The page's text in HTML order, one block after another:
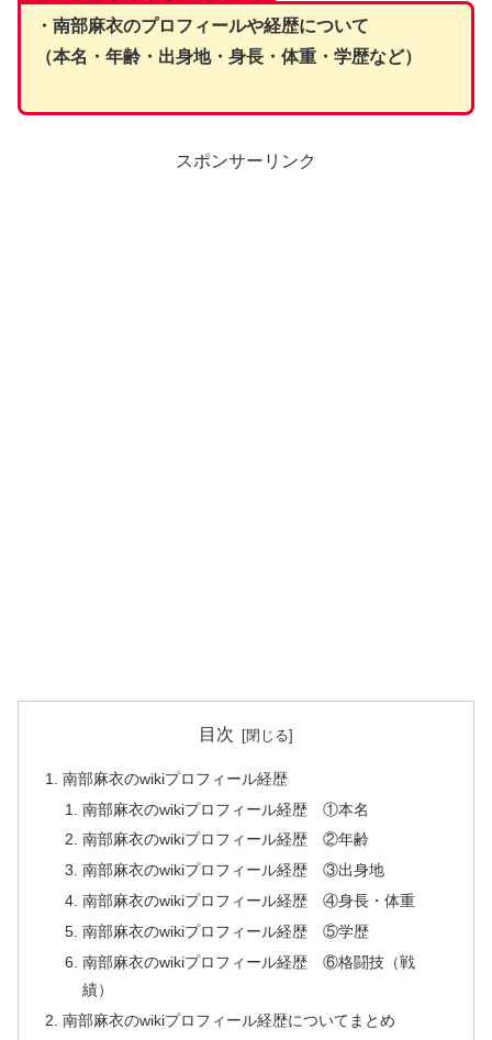
・南部麻衣のプロフィールや経歴について
（本名・年齢・出身地・身長・体重・学歴など）
スポンサーリンク
目次
南部麻衣のwikiプロフィール経歴
南部麻衣のwikiプロフィール経歴 ①本名
南部麻衣のwikiプロフィール経歴 ②年齢
南部麻衣のwikiプロフィール経歴 ③出身地
南部麻衣のwikiプロフィール経歴 ④身長・体重
南部麻衣のwikiプロフィール経歴 ⑤学歴
南部麻衣のwikiプロフィール経歴 ⑥格闘技（戦
績）
南部麻衣のwikiプロフィール経歴についてまとめ